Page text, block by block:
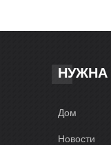
непревзойденную
переосмыслить то, что
Дом
Новости